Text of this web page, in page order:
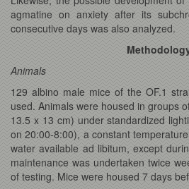
agmatine on anxiety after its
consecutive days was also analyzed.
Animals
129 albino male mice of the OF.1
used. Animals were housed in groups
13.5 x 13 cm) under standardized
on 20:00-8:00), a constant
water available ad libitum, except
maintenance was undertaken twice
of testing. Mice were housed 7 days